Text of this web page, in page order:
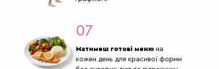
07
Матимеш готові меню на
кожен день для красивої форми